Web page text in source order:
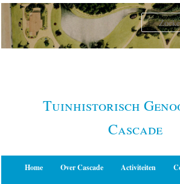
Spring
naar
primaire
Tuinhistorisch
Cascade
Home Over Cascade Activiteiten